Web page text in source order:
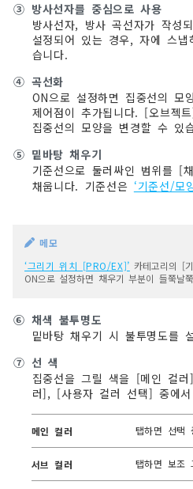
③ 방사선자를 중심으로 사용
방사선자, 방사 곡선자가 작성
설정되어 있는 경우, 자에 스
습니다.
④ 곡선화
ON으로 설정하면 집중선의 모
제어점이 추가됩니다. [오브젝
집중선의 모양을 변경할 수 있
⑤ 밑바탕 채우기
기준선으로 둘러싸인 범위를 [
채웁니다. 기준선은 ‘기준선/모
메모
‘그리기 위치 [PRO/EX]’ 카테고리의 [
ON으로 설정하면 채우기 부분이 들쭉날
⑥ 채색 불투명도
밑바탕 채우기 시 불투명도를
⑦ 선 색
집중선을 그릴 색을 [메인 컬
러], [사용자 컬러 선택] 중에
메인 컬러 탭하면 선택
서브 컬러 탭하면 보조